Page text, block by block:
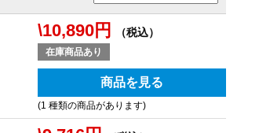
\10,890円 （税込）
在庫商品あり
商品を見る
(1 種類の商品があります)